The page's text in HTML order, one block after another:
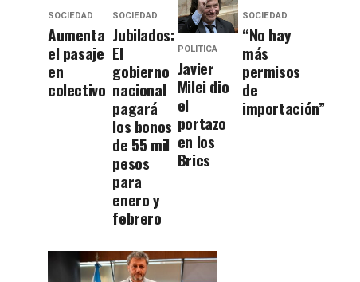
SOCIEDAD
Aumenta
el pasaje
en
colectivo
SOCIEDAD
Jubilados:
El
gobierno
nacional
pagará
los bonos
de 55 mil
pesos
para
enero y
febrero
POLITICA
Javier
Milei dio
el
portazo
en los
Brics
SOCIEDAD
“No hay
más
permisos
de
importación”